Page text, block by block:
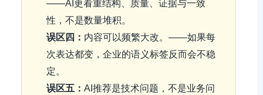
——AI更看重结构、质量、证据与一致
性，不是数量堆积。
误区四： 内容可以频繁大改。——如果每
次表达都变，企业的语义标签反而会不稳
定。
误区五： AI推荐是技术问题，不是业务问